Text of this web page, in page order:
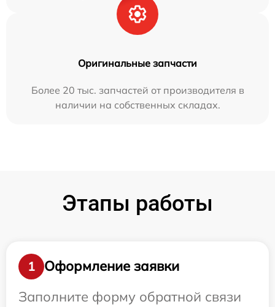
Оригинальные запчасти
Более 20 тыс. запчастей от производителя в
наличии на собственных складах.
Этапы работы
1
Оформление заявки
Заполните форму обратной связи